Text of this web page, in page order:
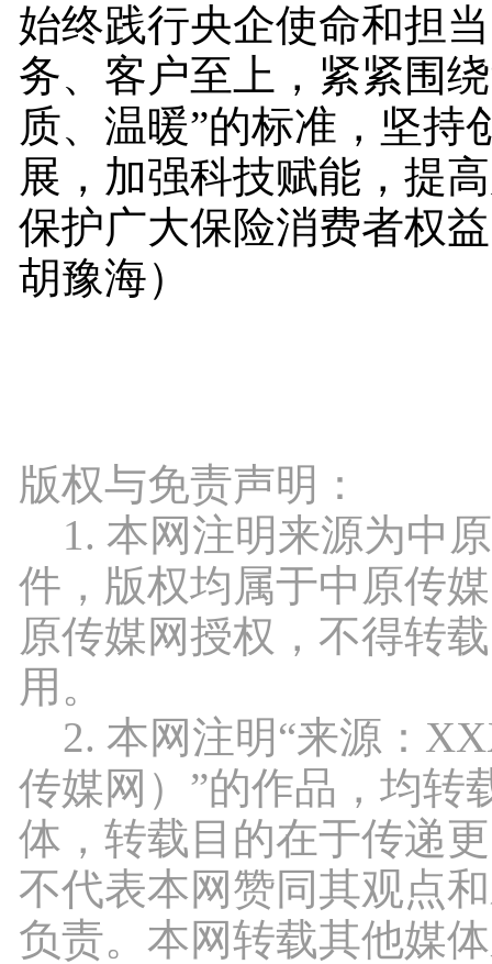
始终践行央企使命和担
务、客户至上，紧紧围
质、温暖”的标准，坚持
展，加强科技赋能，提
保护广大保险消费者权
胡豫海）
版权与免责声明：
1. 本网注明来源为中
件，版权均属于中原传
原传媒网授权，不得转
用。
2. 本网注明“来源：
传媒网）”的作品，均转
体，转载目的在于传递
不代表本网赞同其观点
负责。本网转载其他媒